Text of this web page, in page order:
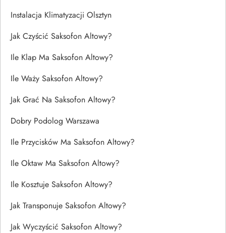
Instalacja Klimatyzacji Olsztyn
Jak Czyścić Saksofon Altowy?
Ile Klap Ma Saksofon Altowy?
Ile Waży Saksofon Altowy?
Jak Grać Na Saksofon Altowy?
Dobry Podolog Warszawa
Ile Przycisków Ma Saksofon Altowy?
Ile Oktaw Ma Saksofon Altowy?
Ile Kosztuje Saksofon Altowy?
Jak Transponuje Saksofon Altowy?
Jak Wyczyścić Saksofon Altowy?